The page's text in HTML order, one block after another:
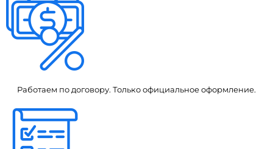
Работаем по договору. Только официальное оформление.